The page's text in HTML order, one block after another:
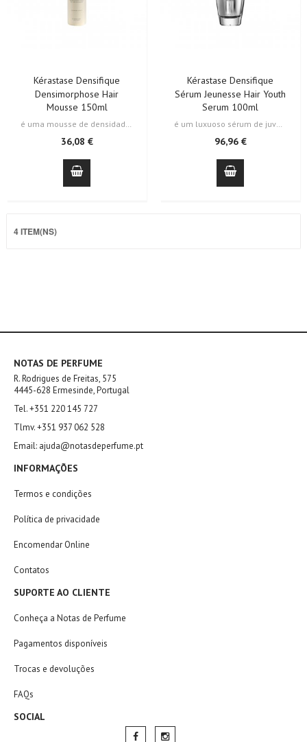
Kérastase Densifique
Densimorphose Hair
Mousse 150ml
36,08 €
Kérastase Densifique
Sérum Jeunesse Hair Youth
Serum 100ml
96,96 €
4 ITEM(NS)
NOTAS DE PERFUME
R. Rodrigues de Freitas, 575
4445-628 Ermesinde, Portugal
Tel. +351 220 145 727
Tlmv. +351 937 062 528
Email: ajuda@notasdeperfume.pt
INFORMAÇÕES
Termos e condições
Política de privacidade
Encomendar Online
Contatos
SUPORTE AO CLIENTE
Conheça a Notas de Perfume
Pagamentos disponíveis
Trocas e devoluções
FAQs
SOCIAL